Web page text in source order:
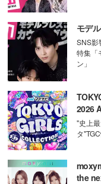
モデ
SNS影
特集「
ン」
2026
デル
"史上
タ
the